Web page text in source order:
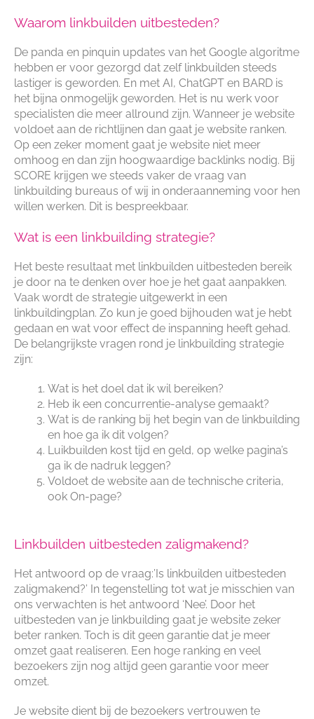
Waarom linkbuilden uitbesteden?
De panda en pinquin updates van het Google algoritme
hebben er voor gezorgd dat zelf linkbuilden steeds
lastiger is geworden. En met AI, ChatGPT en BARD is
het bijna onmogelijk geworden. Het is nu werk voor
specialisten die meer allround zijn. Wanneer je website
voldoet aan de richtlijnen dan gaat je website ranken.
Op een zeker moment gaat je website niet meer
omhoog en dan zijn hoogwaardige backlinks nodig. Bij
SCORE krijgen we steeds vaker de vraag van
linkbuilding bureaus of wij in onderaanneming voor hen
willen werken. Dit is bespreekbaar.
Wat is een linkbuilding strategie?
Het beste resultaat met linkbuilden uitbesteden bereik
je door na te denken over hoe je het gaat aanpakken.
Vaak wordt de strategie uitgewerkt in een
linkbuildingplan. Zo kun je goed bijhouden wat je hebt
gedaan en wat voor effect de inspanning heeft gehad.
De belangrijkste vragen rond je linkbuilding strategie
zijn:
Wat is het doel dat ik wil bereiken?
Heb ik een concurrentie-analyse gemaakt?
Wat is de ranking bij het begin van de linkbuilding
en hoe ga ik dit volgen?
Luikbuilden kost tijd en geld, op welke pagina’s
ga ik de nadruk leggen?
Voldoet de website aan de technische criteria,
ook On-page?
Linkbuilden uitbesteden zaligmakend?
Het antwoord op de vraag:’Is linkbuilden uitbesteden
zaligmakend?’ In tegenstelling tot wat je misschien van
ons verwachten is het antwoord ‘Nee’. Door het
uitbesteden van je linkbuilding gaat je website zeker
beter ranken. Toch is dit geen garantie dat je meer
omzet gaat realiseren. Een hoge ranking en veel
bezoekers zijn nog altijd geen garantie voor meer
omzet.
Je website dient bij de bezoekers vertrouwen te